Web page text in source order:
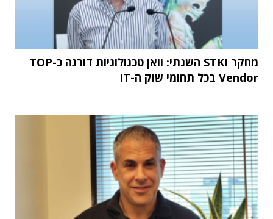
מחקר STKI השנתי: וואן טכנולוגיות דורגה כ-TOP
Vendor בכל תחומי שוק ה-IT